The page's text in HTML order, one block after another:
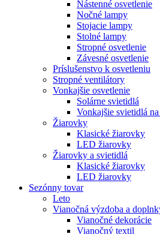
Nástenné osvetlenie
Nočné lampy
Stojacie lampy
Stolné lampy
Stropné osvetlenie
Závesné osvetlenie
Príslušenstvo k osvetleniu
Stropné ventilátory
Vonkajšie osvetlenie
Solárne svietidlá
Vonkajšie svietidlá
Žiarovky
Klasické žiarovky
LED žiarovky
Žiarovky a svietidlá
Klasické žiarovky
LED žiarovky
Sezónny tovar
Leto
Vianočná výzdoba a
Vianočné dekorácie
Vianočný textil